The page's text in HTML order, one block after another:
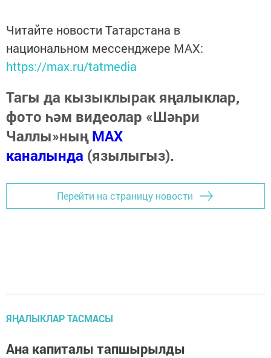
Читайте новости Татарстана в
национальном мессенджере MАХ:
https://max.ru/tatmedia
Тагы да кызыклырак яңалыклар,
фото һәм видеолар «Шәһри
Чаллы»ныңMAX
каналында (язылыгыз).
Перейти на страницу новости
ЯҢАЛЫКЛАР ТАСМАСЫ
Ана капиталы тапшырылды